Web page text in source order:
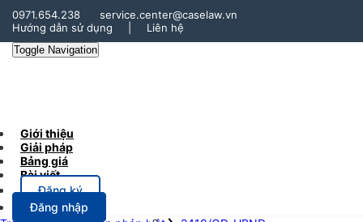
0971.654.238
service.center@caselaw.vn
Hướng dẫn sử dụng
Liên hệ
Toggle Navigation
Giới thiệu
Giải pháp
Bảng giá
Bài viết
Đăng ký
Đăng nhập